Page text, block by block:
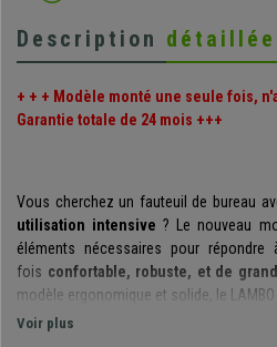
Description détaillée
+ + + Modèle monté une seule fois,
Garantie totale de 24 mois +++
Vous cherchez un fauteuil de bureau
utilisation intensive ? Le nouveau
éléments nécessaires pour
fois confortable, robuste, et de
modèle ergonomique et solide, le
La particularité de ce fauteuil réside
Voir plus